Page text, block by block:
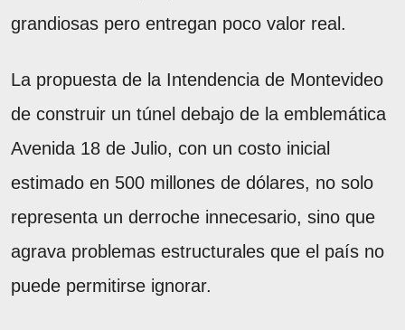
grandiosas pero entregan poco valor real.
La propuesta de la Intendencia de Montevideo
de construir un túnel debajo de la emblemática
Avenida 18 de Julio, con un costo inicial
estimado en 500 millones de dólares, no solo
representa un derroche innecesario, sino que
agrava problemas estructurales que el país no
puede permitirse ignorar.